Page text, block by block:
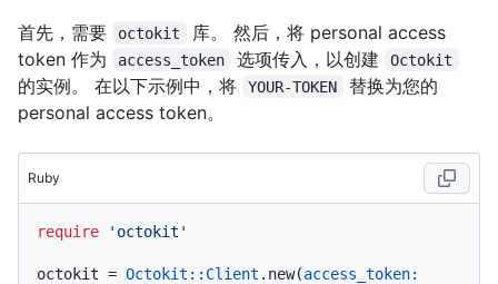
首先，需要
octokit
库。 然后，将 personal access
token 作为
access_token 选项传入，以创建 Octokit
的实例。 在以下示例中，将 YOUR-TOKEN
替换为您的
personal access token。
Ruby
require 'octokit'
octokit = Octokit::Client .new(access_token: